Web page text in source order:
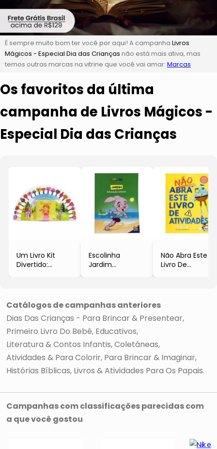
É sempre muito bom ter você por aqui! A campanha Livros
Mágicos - Especial Dia das Crianças não está mais ativa, mas
temos outras marcas na vitrine que você vai amar: Marcas
Os favoritos da última
campanha de Livros Mágicos -
Especial Dia das Crianças
Um Livro Kit
Divertido:
Escolinha
Jardim
Angela
- Todolivro©
Não Abra Este
Livro De
Catálogos de campanhas anteriores
Dias Das Crianças - Para Brincar & Presentear
Primeiro Livro Do Bebê Educativos
Literatura & Contos Infantis Coletâneas
Atividades & Para Colorir Para Brincar & Imaginar
Histórias Bíblicas Livros & Atividades Para Os Papais
Campanhas com classificações parecidas com
a que você gostou